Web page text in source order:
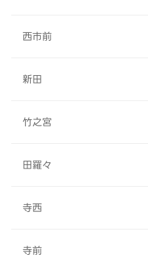
西市前
新田
竹之宮
田羅々
寺西
寺前